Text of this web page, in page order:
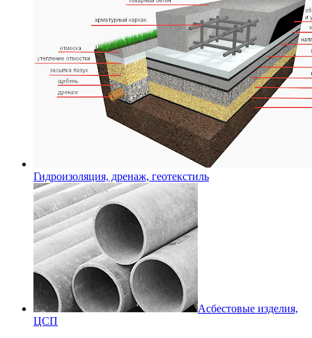
Гидроизоляция, дренаж, геотекстиль
Асбестовые изделия,
ЦСП